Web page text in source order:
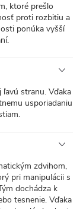
ktoré prešlo
proti rozbitiu a
ponúka vyšší
stranu. Vďaka
usporiadaniu
zdvihom,
pri manipulácii s
dochádza k
tesnenie. Vďaka